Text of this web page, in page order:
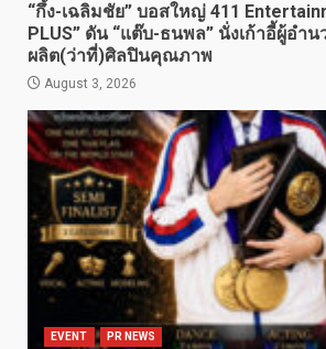
“กึ้ง-เฉลิมชัย” บอสใหญ่ 411
PLUS” ดัน “แต๊บ-ธนพล” นั่งเก้าอี้ผู้อำน
ผลิต(ว่าที่)ศิลปินคุณภาพ
August 3, 2026
EVENT PR NEWS